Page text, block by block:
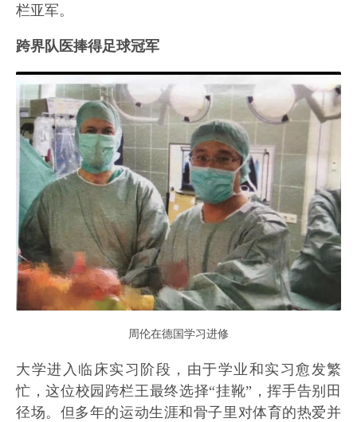
栏亚军。
跨界队医捧得足球冠军
周伦在德国学习进修
大学进入临床实习阶段，由于学业和实习愈发繁
忙，这位校园跨栏王最终选择“挂靴”，挥手告别田
径场。但多年的运动生涯和骨子里对体育的热爱并